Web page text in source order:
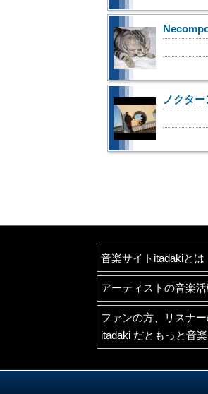
ノクター
音楽サイトitadakiとは
アーティストの音楽
ファンの方、リスナー
itadaki だともっと音